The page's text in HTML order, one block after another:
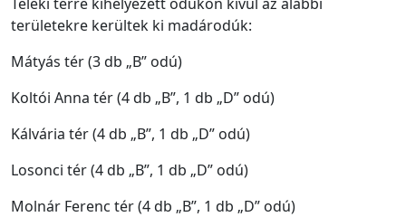
területekre kerültek ki madárodúk:
Mátyás tér (3 db „B” odú)
Koltói Anna tér (4 db „B”, 1 db „D” odú)
Kálvária tér (4 db „B”, 1 db „D” odú)
Losonci tér (4 db „B”, 1 db „D” odú)
Molnár Ferenc tér (4 db „B”, 1 db „D” odú)